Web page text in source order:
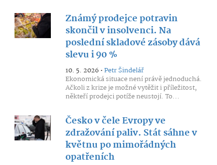
Známý prodejce potravin
skončil v insolvenci. Na
poslední skladové zásoby dává
slevu i 90 %
10. 5. 2026 •Petr Šindelář
Ekonomická situace není právě jednoduchá.
Ačkoli z krize je možné vytěžit i příležitost,
někteří prodejci potíže neustojí. To...
Česko v čele Evropy ve
zdražování paliv. Stát sáhne v
květnu po mimořádných
opatřeních